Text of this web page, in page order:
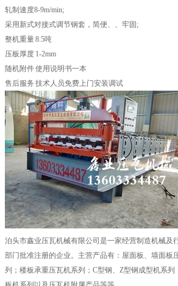
轧制速度8-9m/min;
采用新式对接式调节钢套，简便、、牢固;
整机重量 8.5吨
压板厚度 1-2mm
随机附件 使用说明书一本
售后服务 技术人员免费上门安装调试
泊头市鑫业压瓦机械有限公司是一家经营制造机械
部门批准注册的企业。主营产品有：屋面板、墙面板
列；楼板承重压瓦机系列；C型钢、Z型钢成型机系